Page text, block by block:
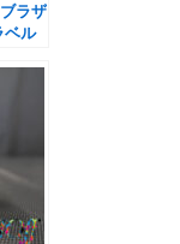
ラザ
ベル
込・